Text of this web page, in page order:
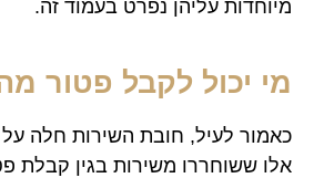
מיוחדות עליהן נפרט בעמוד זה.
מי יכול לקבל פטור
אלו ששוחררו משירות בגין קבלת